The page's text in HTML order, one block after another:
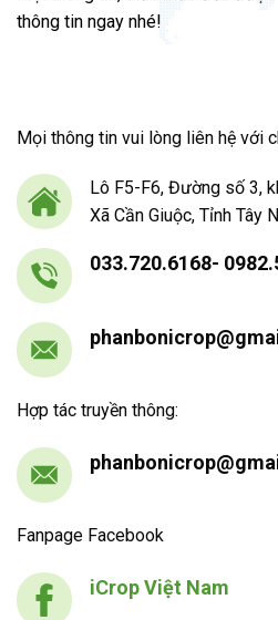
thông tin ngay nhé!
Mọi thông tin vui lòng liên hệ với
Lô F5-F6, Đường số 3,
Xã Cần Giuộc, Tỉnh Tây
033.720.6168-
Hợp tác truyền thông:
Fanpage Facebook
iCrop Việt Nam